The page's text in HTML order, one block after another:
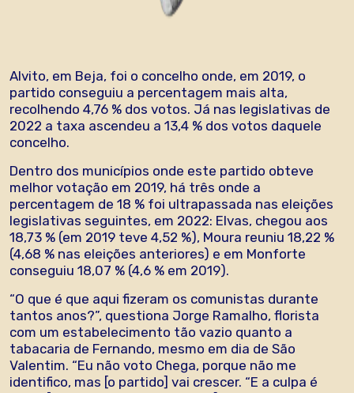
Alvito, em Beja, foi o concelho onde, em 2019, o
partido conseguiu a percentagem mais alta,
recolhendo 4,76 % dos votos. Já nas legislativas de
2022 a taxa ascendeu a 13,4 % dos votos daquele
concelho.
Dentro dos municípios onde este partido obteve
melhor votação em 2019, há três onde a
percentagem de 18 % foi ultrapassada nas eleições
legislativas seguintes, em 2022: Elvas, chegou aos
18,73 % (em 2019 teve 4,52 %), Moura reuniu 18,22 %
(4,68 % nas eleições anteriores) e em Monforte
conseguiu 18,07 % (4,6 % em 2019).
“O que é que aqui fizeram os comunistas durante
tantos anos?”, questiona Jorge Ramalho, florista
com um estabelecimento tão vazio quanto a
tabacaria de Fernando, mesmo em dia de São
Valentim. “Eu não voto Chega, porque não me
identifico, mas [o partido] vai crescer. “E a culpa é